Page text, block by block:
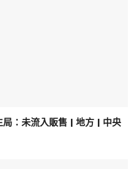
：未流入販售 | 地方 | 中央